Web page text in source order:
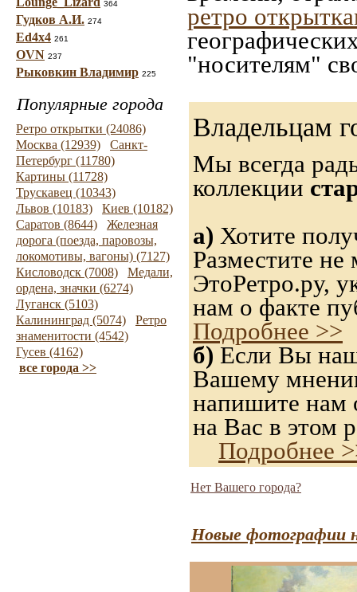
364
Гудков А.И. 274
Ed4x4 261
OVN 237
Рыковкин Владимир 225
Популярные города
Ретро открытки (24086)
Москва (12939)
Санкт-
Петербург (11780)
Картины (11728)
Трускавец (10343)
Львов (10183)
Киев (10182)
Саратов (8644)
Железная
дорога (поезда, паровозы,
локомотивы, вагоны) (7127)
Кисловодск (7008)
Медали,
ордена, значки (6274)
Луганск (5103)
Калининград (5074)
Ретро
знаменитости (4542)
Гусев (4162)
все города >>
ретро
"носителям"
Владельцам
Мы всегда
коллекции
а) Хотите
Разместите
ЭтоРетро.ру,
нам о факте
Подробнее >>
б) Если Вы
Вашему
напишите нам
на Вас в этом
Подробнее
Нет Вашего города?
Новые фотографии